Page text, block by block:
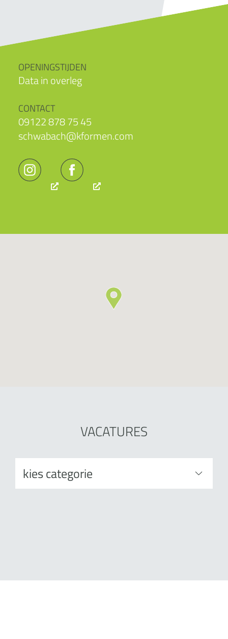
OPENINGSTIJDEN
Data in overleg
CONTACT
09122 878 75 45
schwabach@kformen.com
VACATURES